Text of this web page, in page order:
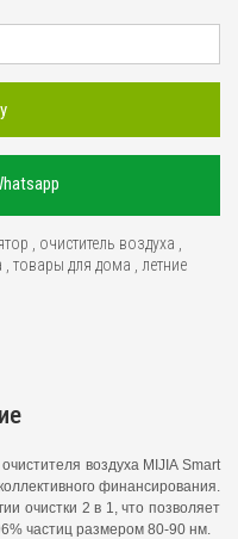
очиститель воздуха
товары для дома
летние
воздуха MIJIA Smart
финансирования.
очистки 2 в 1, что позволяет
частиц размером 80-90 нм.